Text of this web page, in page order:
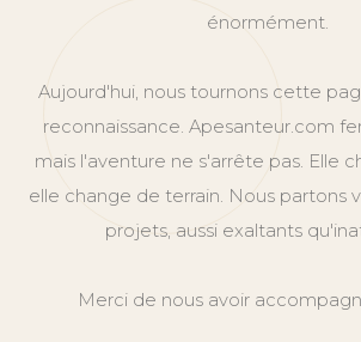
énormément.
Aujourd'hui, nous tournons cette
reconnaissance. Apesanteur.com
mais l'aventure ne s'arrête pas. Elle
elle change de terrain. Nous partons
projets, aussi exaltants
Merci de nous avoir